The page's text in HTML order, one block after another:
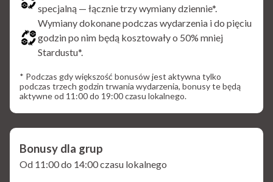
specjalną — łącznie trzy wymiany dziennie*.
Wymiany dokonane podczas wydarzenia i do pięciu
godzin po nim będą kosztowały o 50% mniej
Stardustu*.
* Podczas gdy większość bonusów jest aktywna tylko
podczas trzech godzin trwania wydarzenia, bonusy te będą
aktywne od 11:00 do 19:00 czasu lokalnego.
Bonusy dla grup
Od 11:00 do 14:00 czasu lokalnego